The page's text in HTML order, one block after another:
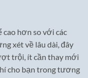
cao hơn so với các
xét về lâu dài, đây
trội, ít cần thay mới
cho bạn trong tương